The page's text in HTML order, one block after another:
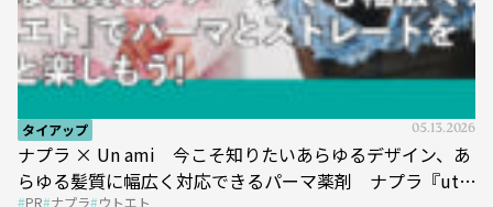
タイアップ 05.13.2026
ナプラ × Un ami 今こそ知りたいあらゆるデザイン、あ
らゆる髪質に幅広く対応できるパーマ薬剤 ナプラ『ut-
PR ナプラ ウトエト